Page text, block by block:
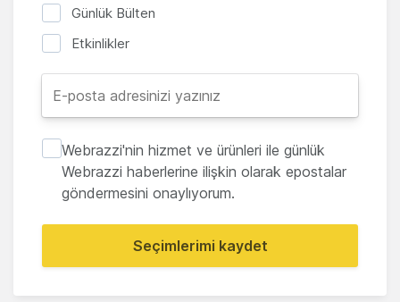
Günlük Bülten
Etkinlikler
Webrazzi'nin hizmet ve ürünleri ile günlük
Webrazzi haberlerine ilişkin olarak epostalar
göndermesini onaylıyorum.
Seçimlerimi kaydet